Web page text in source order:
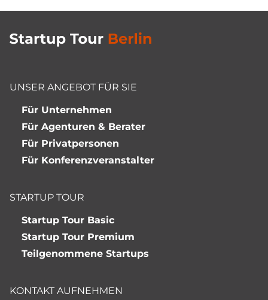
UNSER ANGEBOT FÜR SIE
Für Unternehmen
Für Agenturen & Berater
Für Privatpersonen
Für Konferenzveranstalter
STARTUP TOUR
Startup Tour Basic
Startup Tour Premium
Teilgenommene Startups
KONTAKT AUFNEHMEN